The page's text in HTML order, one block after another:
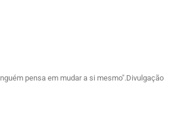
pensa em mudar a si mesmo".Divulgação